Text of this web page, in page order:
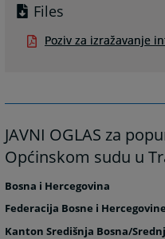
Files
Poziv za izražavanje
JAVNI OGLAS za
Općinskom sudu u
Bosna i Hercegovina
Federacija Bosne i Hercegovine
Kanton Središnja Bosna/